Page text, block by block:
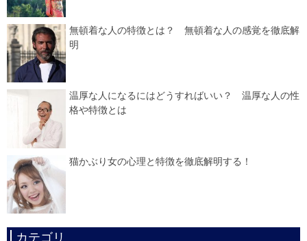
無頓着な人の特徴とは？ 無頓着な人の感覚を徹底解
明
温厚な人になるにはどうすればいい？ 温厚な人の性
格や特徴とは
猫かぶり女の心理と特徴を徹底解明する！
カテゴリ